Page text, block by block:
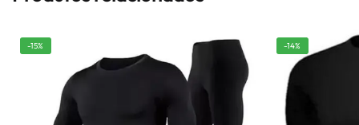
-15% -14%